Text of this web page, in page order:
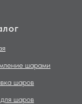
шарами
шаров
шаров